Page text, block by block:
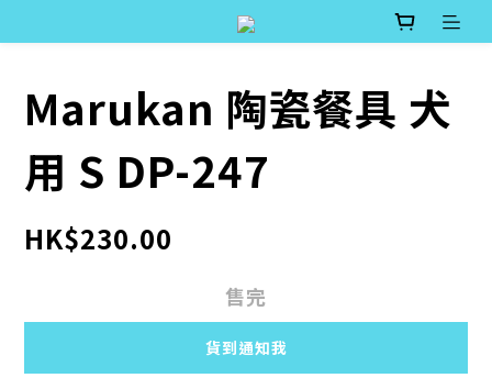
Marukan 陶瓷餐具 犬
用 S DP-247
HK$230.00
售完
貨到通知我